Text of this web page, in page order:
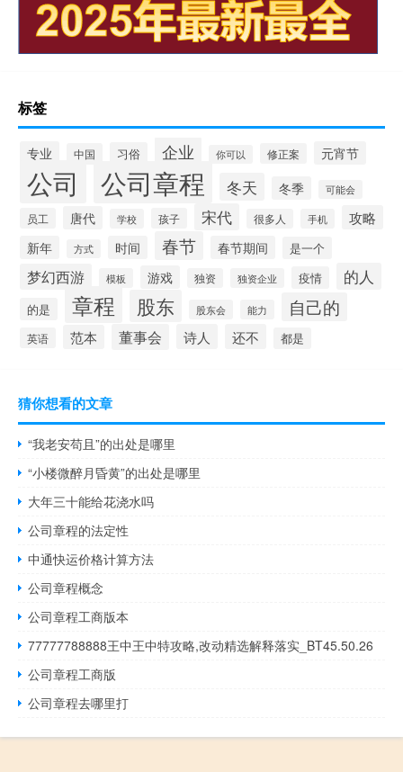
标签
专业 中国 习俗 企业 你可以 修正案 元宵节
公司 公司章程 冬天 冬季 可能会
员工 唐代 学校 孩子 宋代 很多人 手机 攻略
新年 方式 时间 春节 春节期间 是一个
梦幻西游 模板 游戏 独资 独资企业 疫情 的人
的是 章程 股东 股东会 能力 自己的
英语 范本 董事会 诗人 还不 都是
猜你想看的文章
“我老安苟且”的出处是哪里
“小楼微醉月昏黄”的出处是哪里
大年三十能给花浇水吗
公司章程的法定性
中通快运价格计算方法
公司章程概念
公司章程工商版本
77777788888王中王中特攻略,改动精选解释落实_BT45.50.26
公司章程工商版
公司章程去哪里打